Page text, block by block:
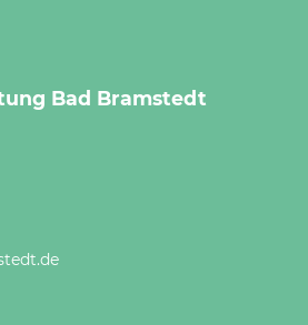
Bad Bramstedt